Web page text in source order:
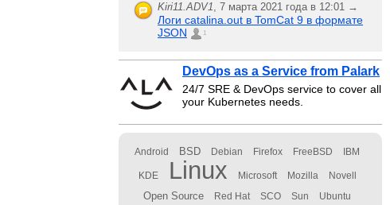
Kiri11.ADV1, 7 марта 2021 года в 12:01 →
Логи catalina.out в TomCat 9 в формате
JSON
1
DevOps as a Service from Palark
24/7 SRE & DevOps service to cover all
your Kubernetes needs.
Android BSD Debian Firefox FreeBSD IBM
KDE Linux Microsoft Mozilla Novell
Open Source Red Hat SCO Sun Ubuntu